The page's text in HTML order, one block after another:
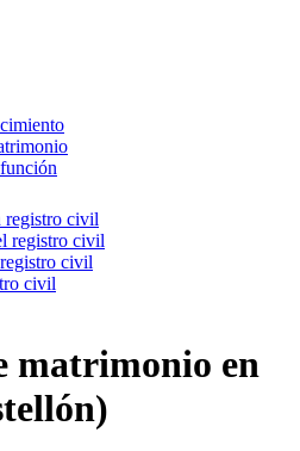
registro civil
registro civil
civil
civil
matrimonio en